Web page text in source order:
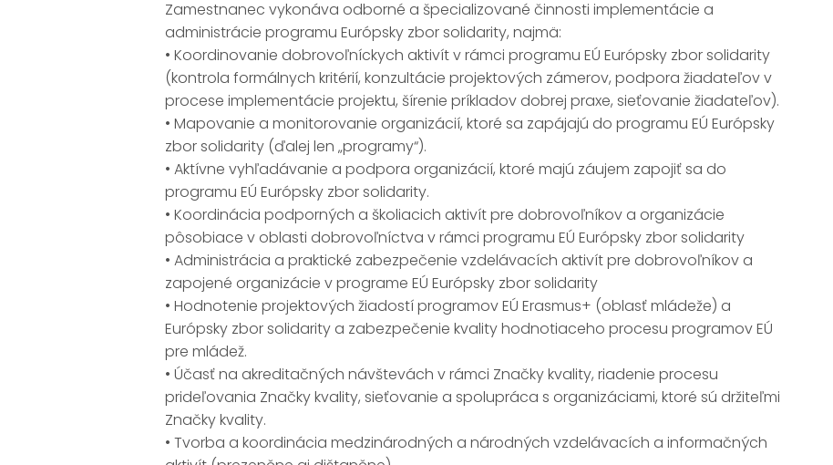
Zamestnanec vykonáva odborné a špecializované činnosti implementácie a
administrácie programu Európsky zbor solidarity, najmä:
• Koordinovanie dobrovoľníckych aktivít v rámci programu EÚ Európsky zbor solidarity
(kontrola formálnych kritérií, konzultácie projektových zámerov, podpora žiadateľov v
procese implementácie projektu, šírenie príkladov dobrej praxe, sieťovanie žiadateľov).
• Mapovanie a monitorovanie organizácií, ktoré sa zapájajú do programu EÚ Európsky
zbor solidarity (ďalej len „programy“).
• Aktívne vyhľadávanie a podpora organizácií, ktoré majú záujem zapojiť sa do
programu EÚ Európsky zbor solidarity.
• Koordinácia podporných a školiacich aktivít pre dobrovoľníkov a organizácie
pôsobiace v oblasti dobrovoľníctva v rámci programu EÚ Európsky zbor solidarity
• Administrácia a praktické zabezpečenie vzdelávacích aktivít pre dobrovoľníkov a
zapojené organizácie v programe EÚ Európsky zbor solidarity
• Hodnotenie projektových žiadostí programov EÚ Erasmus+ (oblasť mládeže) a
Európsky zbor solidarity a zabezpečenie kvality hodnotiaceho procesu programov EÚ
pre mládež.
• Účasť na akreditačných návštevách v rámci Značky kvality, riadenie procesu
prideľovania Značky kvality, sieťovanie a spolupráca s organizáciami, ktoré sú držiteľmi
Značky kvality.
• Tvorba a koordinácia medzinárodných a národných vzdelávacích a informačných